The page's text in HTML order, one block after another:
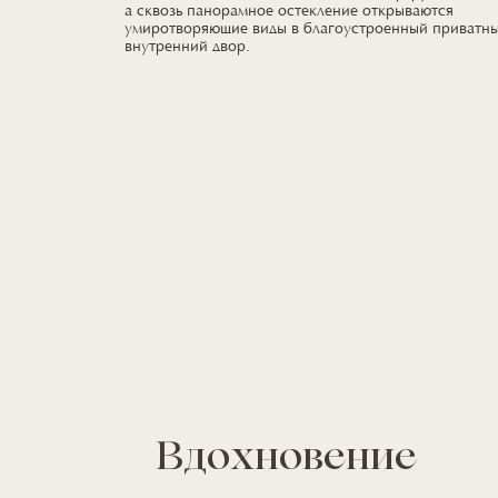
а сквозьпанорамное остекление открываются
умиротворяющие виды в благоустроенный
внутренний двор.
Вдохновение